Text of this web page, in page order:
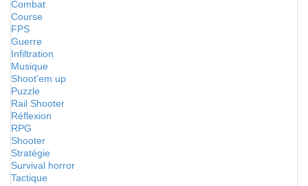
Combat
Course
FPS
Guerre
Infiltration
Musique
Shoot'em up
Puzzle
Rail Shooter
Réflexion
RPG
Shooter
Stratégie
Survival horror
Tactique